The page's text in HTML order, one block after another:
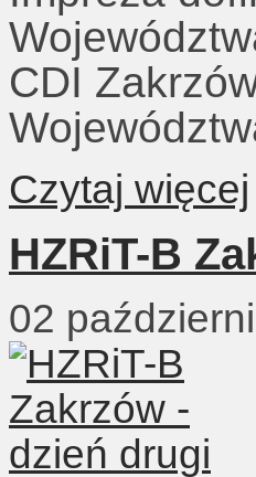
CDI
Czytaj więcej
HZRiT-B
02